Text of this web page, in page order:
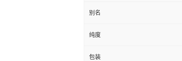
别名
纯度
包装